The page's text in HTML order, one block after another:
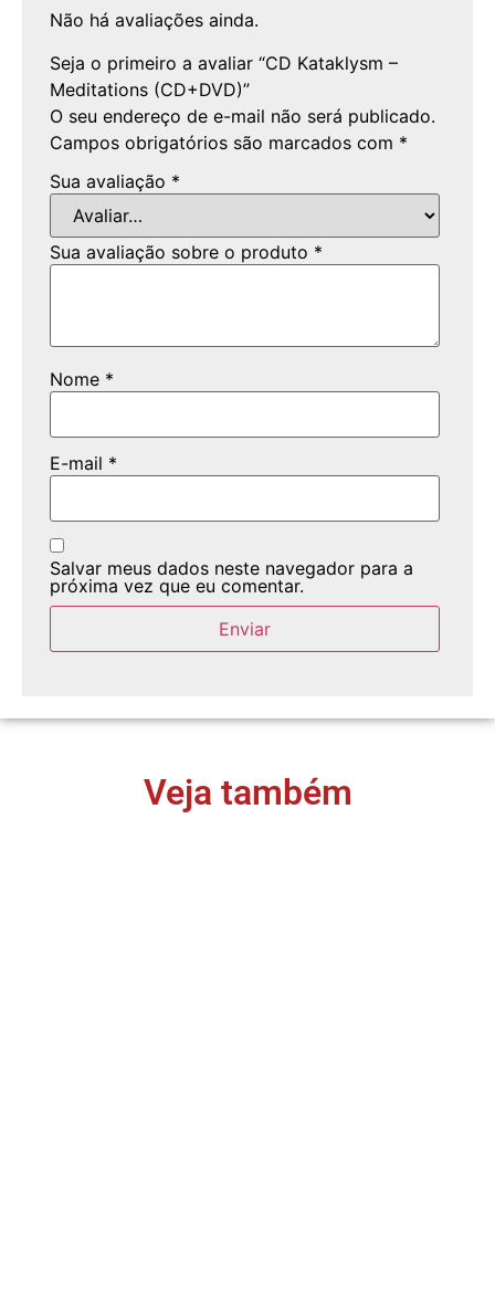
Não há avaliações ainda.
Seja o primeiro a avaliar “CD Kataklysm –
Meditations (CD+DVD)”
O seu endereço de e-mail não será publicado.
Campos obrigatórios são marcados com *
Sua avaliação *
Sua avaliação sobre o produto *
Nome *
E-mail *
Salvar meus dados neste navegador para a
próxima vez que eu comentar.
Veja também